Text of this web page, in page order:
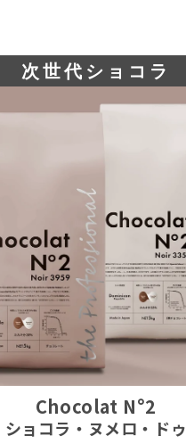
次世代ショコラ
Chocolat N°2
ショコラ・ヌメロ・ドゥ